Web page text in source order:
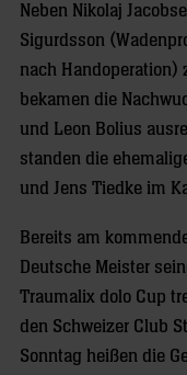
Neben Nikolaj
Sigurdsson
nach Handoperation)
bekamen die
und Leon Bolius
standen die
und Jens Tiedke im
Bereits am
Deutsche Meister
Traumalix dolo Cup
den Schweizer Club
Sonntag heißen die